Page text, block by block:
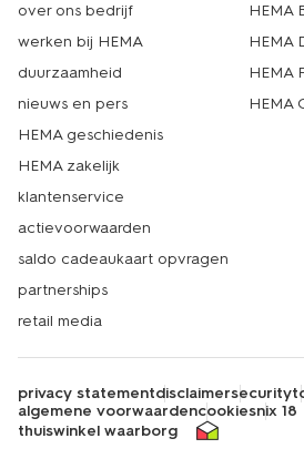
over ons bedrijf
werken bij HEMA
duurzaamheid
nieuws en pers
HEMA geschiedenis
HEMA zakelijk
klantenservice
actievoorwaarden
saldo cadeaukaart opvragen
partnerships
retail media
HEMA
HEMA
HEMA
HEMA
privacy statementdisclaimersecurity
algemene voorwaardencookiesnix 18
thuiswinkel waarborg